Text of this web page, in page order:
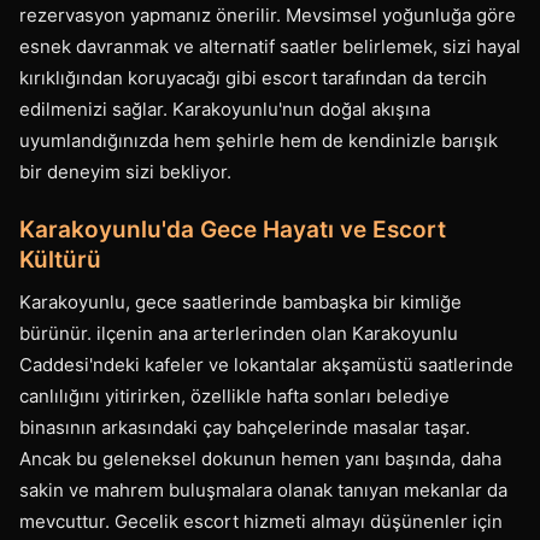
rezervasyon yapmanız önerilir. Mevsimsel yoğunluğa göre
esnek davranmak ve alternatif saatler belirlemek, sizi hayal
kırıklığından koruyacağı gibi escort tarafından da tercih
edilmenizi sağlar. Karakoyunlu'nun doğal akışına
uyumlandığınızda hem şehirle hem de kendinizle barışık
bir deneyim sizi bekliyor.
Karakoyunlu'da Gece Hayatı ve Escort
Kültürü
Karakoyunlu, gece saatlerinde bambaşka bir kimliğe
bürünür. ilçenin ana arterlerinden olan Karakoyunlu
Caddesi'ndeki kafeler ve lokantalar akşamüstü saatlerinde
canlılığını yitirirken, özellikle hafta sonları belediye
binasının arkasındaki çay bahçelerinde masalar taşar.
Ancak bu geleneksel dokunun hemen yanı başında, daha
sakin ve mahrem buluşmalara olanak tanıyan mekanlar da
mevcuttur. Gecelik escort hizmeti almayı düşünenler için